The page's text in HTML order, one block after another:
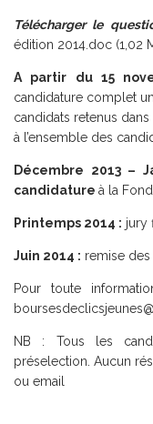
Télécharger le
édition 2014.doc (1,02
A partir du 15
candidature complet
candidats retenus
à l’ensemble des
Décembre 2013 –
candidature à la
Printemps 2014 : jury
Juin 2014 : remise
Pour toute
NB : Tous les
préselection. Aucun
ou email